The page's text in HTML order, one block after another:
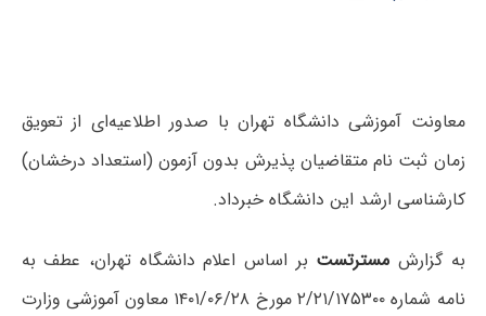
معاونت آموزشی دانشگاه تهران با صدور اطلاعیه‌ای از تعویق
زمان ثبت نام متقاضیان پذیرش بدون آزمون (استعداد درخشان)
کارشناسی ارشد این دانشگاه خبرداد.
به گزارش مسترتست بر اساس اعلام دانشگاه تهران، عطف به
نامه شماره ۱۷۵۳۰۰/‏۲۱/‏۲‬ مورخ ۲۸/‏۰۶/‏۱۴۰۱‬ معاون آموزشی وزارت